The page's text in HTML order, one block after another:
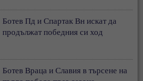
Ботев Пд и Спартак Вн искат да
продължат победния си ход
Ботев Враца и Славия в търсене на